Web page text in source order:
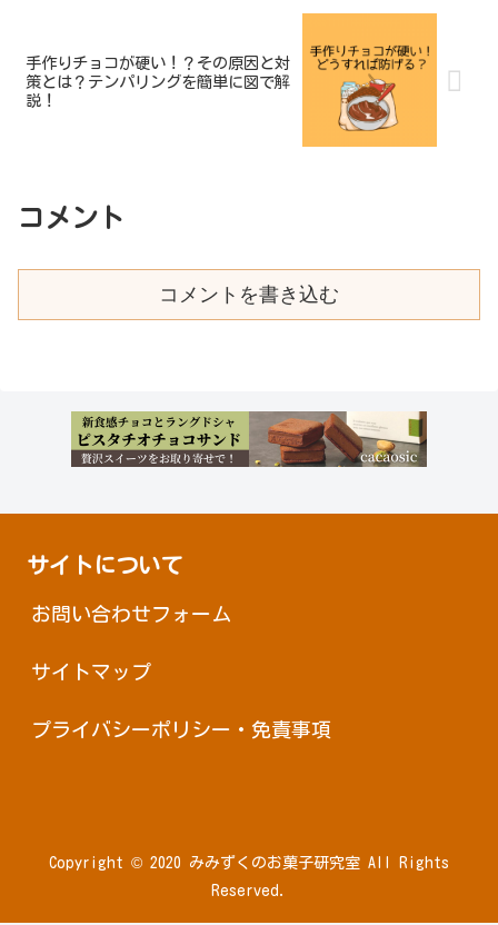
手作りチョコが硬い！？その原因と対
策とは？テンパリングを簡単に図で解
説！
コメント
コメントを書き込む
サイトについて
お問い合わせフォーム
サイトマップ
プライバシーポリシー・免責事項
Copyright © 2020 みみずくのお菓子研究室 All Rights
Reserved.